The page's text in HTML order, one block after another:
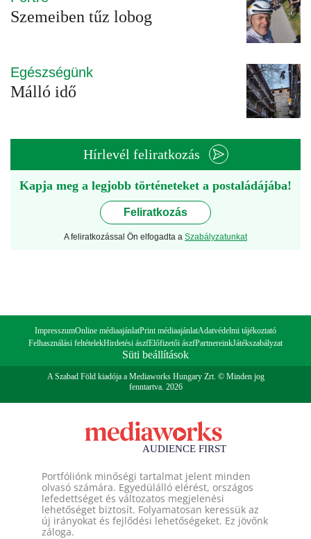
Szemeiben tűz lobog
Egészségünk
Málló idő
Hírlevél feliratkozás
Kapja meg a legjobb történeteket a postaládájába!
Feliratkozás
A feliratkozással Ön elfogadta a Szabályzatunkat
ImpresszumOnline médiaajánlatPrint médiaajánlatAdatvédelmi tájékoztató
Felhasználási feltételekHirdetési ászfElőfizetői ászfPartnereinkJátékszabályzat
Süti beállítások
A Szabad Föld kiadója a Mediaworks Hungary Zrt. © Minden jog
fenntartva. 2026
Portfóliónk minőségi tartalmat jelent minden
olvasó számára. Egyedülálló elérést, országos
lefedettséget és változatos megjelenési
lehetőséget biztosít. Folyamatosan keressük az
új irányokat és fejlődési lehetőségeket. Ez jövőnk
záloga.